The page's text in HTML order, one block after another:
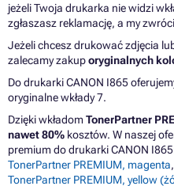
jeżeli Twoja drukarka nie widzi
zgłaszasz reklamację, a my
Jeżeli chcesz drukować zdjęcia
zalecamy zakuporyginalnych
Do drukarki CANON I865
oryginalne wkłady 7.
Dzięki wkładomTonerPartner
nawet 80% kosztów. W naszej
premium do drukarki CANON
TonerPartner PREMIUM, magenta,
TonerPartner PREMIUM, yellow